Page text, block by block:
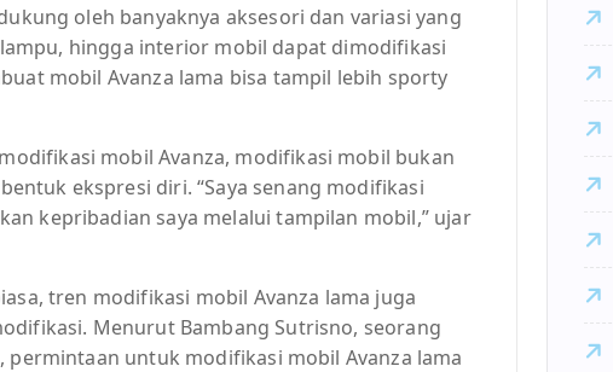
oleh banyaknya aksesori dan variasi yang
hingga interior mobil dapat dimodifikasi
mobil Avanza lama bisa tampil lebih sporty
mobil Avanza, modifikasi mobil bukan
ekspresi diri. “Saya senang modifikasi
kepribadian saya melalui tampilan mobil,” ujar
tren modifikasi mobil Avanza lama juga
Menurut Bambang Sutrisno, seorang
untuk modifikasi mobil Avanza lama